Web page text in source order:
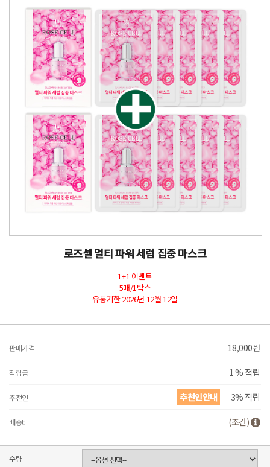
로즈셀 멀티 파워 세럼 집중 마스크
1+1 이벤트
5매/1박스
유통기한 2026년 12월 12일
판매가격 18,000원
적립금 1 % 적립
추천인 추천인안내 3% 적립
배송비 (조건)
수량